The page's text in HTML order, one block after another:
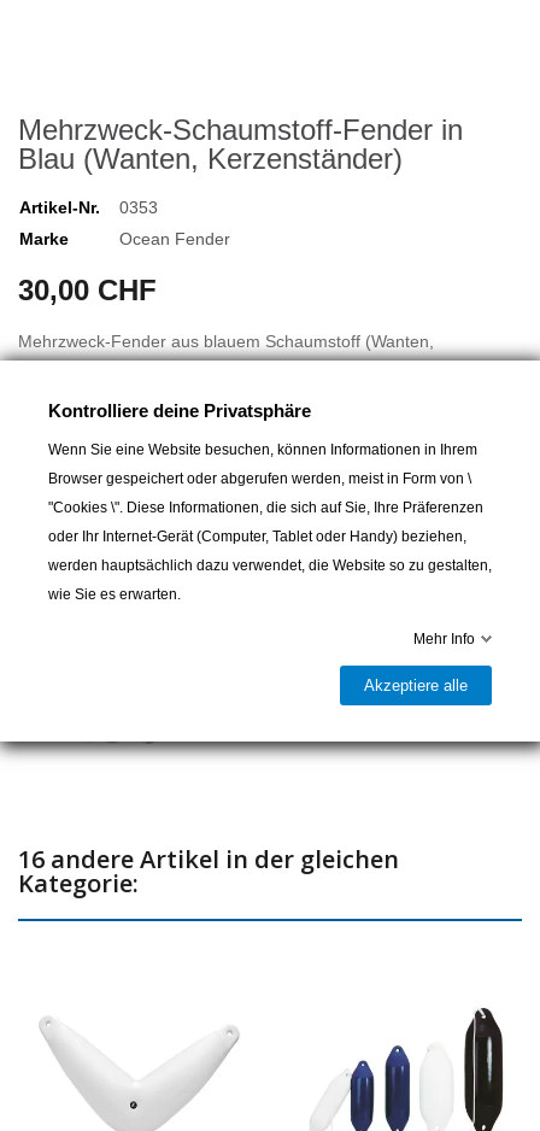
Mehrzweck-Schaumstoff-Fender in
Blau (Wanten, Kerzenständer)
Artikel-Nr.
0353
Marke
Ocean Fender
30,00 CHF
Mehrzweck-Fender aus blauem Schaumstoff (Wanten,
10cm Durchmesser
37cm Länge
16 andere Artikel in der gleichen
Kategorie:
Kontrolliere deine Privatsphäre
Wenn Sie eine Website besuchen, können Informationen in Ihrem
Browser gespeichert oder abgerufen werden, meist in Form von \
"Cookies \". Diese Informationen, die sich auf Sie, Ihre Präferenzen
oder Ihr Internet-Gerät (Computer, Tablet oder Handy) beziehen,
werden hauptsächlich dazu verwendet, die Website so zu gestalten,
wie Sie es erwarten.
Mehr Info
Akzeptiere alle